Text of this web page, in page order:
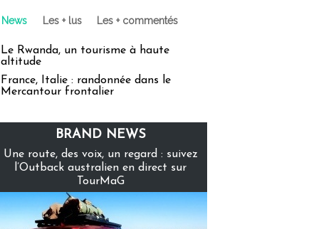
News Les + lus Les + commentés
Le Rwanda, un tourisme à haute
altitude
France, Italie : randonnée dans le
Mercantour frontalier
BRAND NEWS
Une route, des voix, un regard : suivez
l’Outback australien en direct sur
TourMaG